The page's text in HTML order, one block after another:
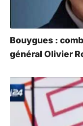
Bouygues :
général Olivier